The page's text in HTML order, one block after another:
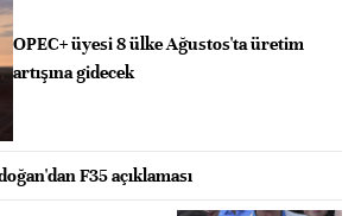
OPEC+ üyesi 8 ülke Ağustos'ta üretim
artışına gidecek
F35 açıklaması